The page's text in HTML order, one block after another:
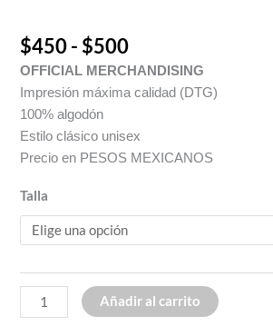
$450- $500
OFFICIAL MERCHANDISING
Impresión máxima calidad (DTG)
100% algodón
Estilo clásico unisex
Precio en PESOS MEXICANOS
Talla
Añadir al carrito